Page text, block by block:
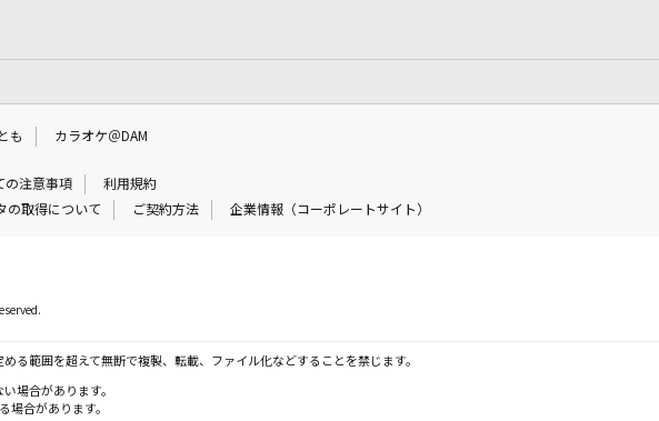
も カラオケ＠DAM
の注意事項
利用規約
の取得について ご契約方法 企業情報（コーポレートサイト）
る範囲を超えて無断で複製、転載、ファイル化などすることを禁じます。
場合があります。
場合があります。